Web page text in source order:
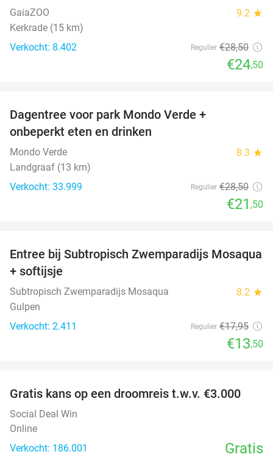
GaiaZOO 9.2 star
Kerkrade (15 km)
Verkocht: 8.402
Regulier €28,50
€24,50
Dagentree voor park Mondo Verde +
onbeperkt eten en drinken
Mondo Verde 8.3 star
Landgraaf (13 km)
Verkocht: 33.999
Regulier €28,50
€21 ,50
25%
Entree bij Subtropisch Zwemparadijs Mosaqua
+ softijsje
Subtropisch Zwemparadijs Mosaqua 8.2 star
Gulpen
Verkocht: 2.411
Regulier €17,95
€13,50
Gratis kans op een droomreis t.w.v. €3.000
Social Deal Win
Online
Verkocht: 186.001
Gratis